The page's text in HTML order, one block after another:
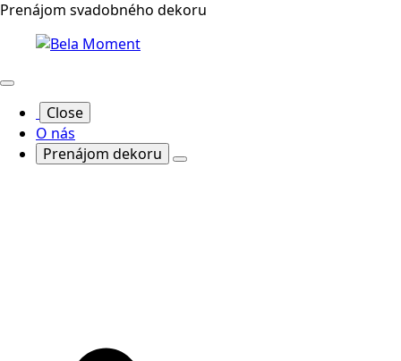
Prenájom svadobného dekoru
Close
O nás
Prenájom dekoru